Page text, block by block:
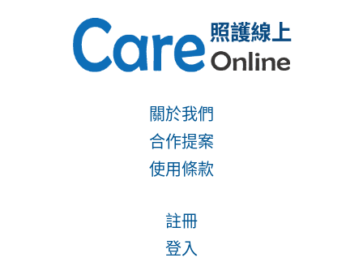
關於我們
合作提案
使用條款
註冊
登入